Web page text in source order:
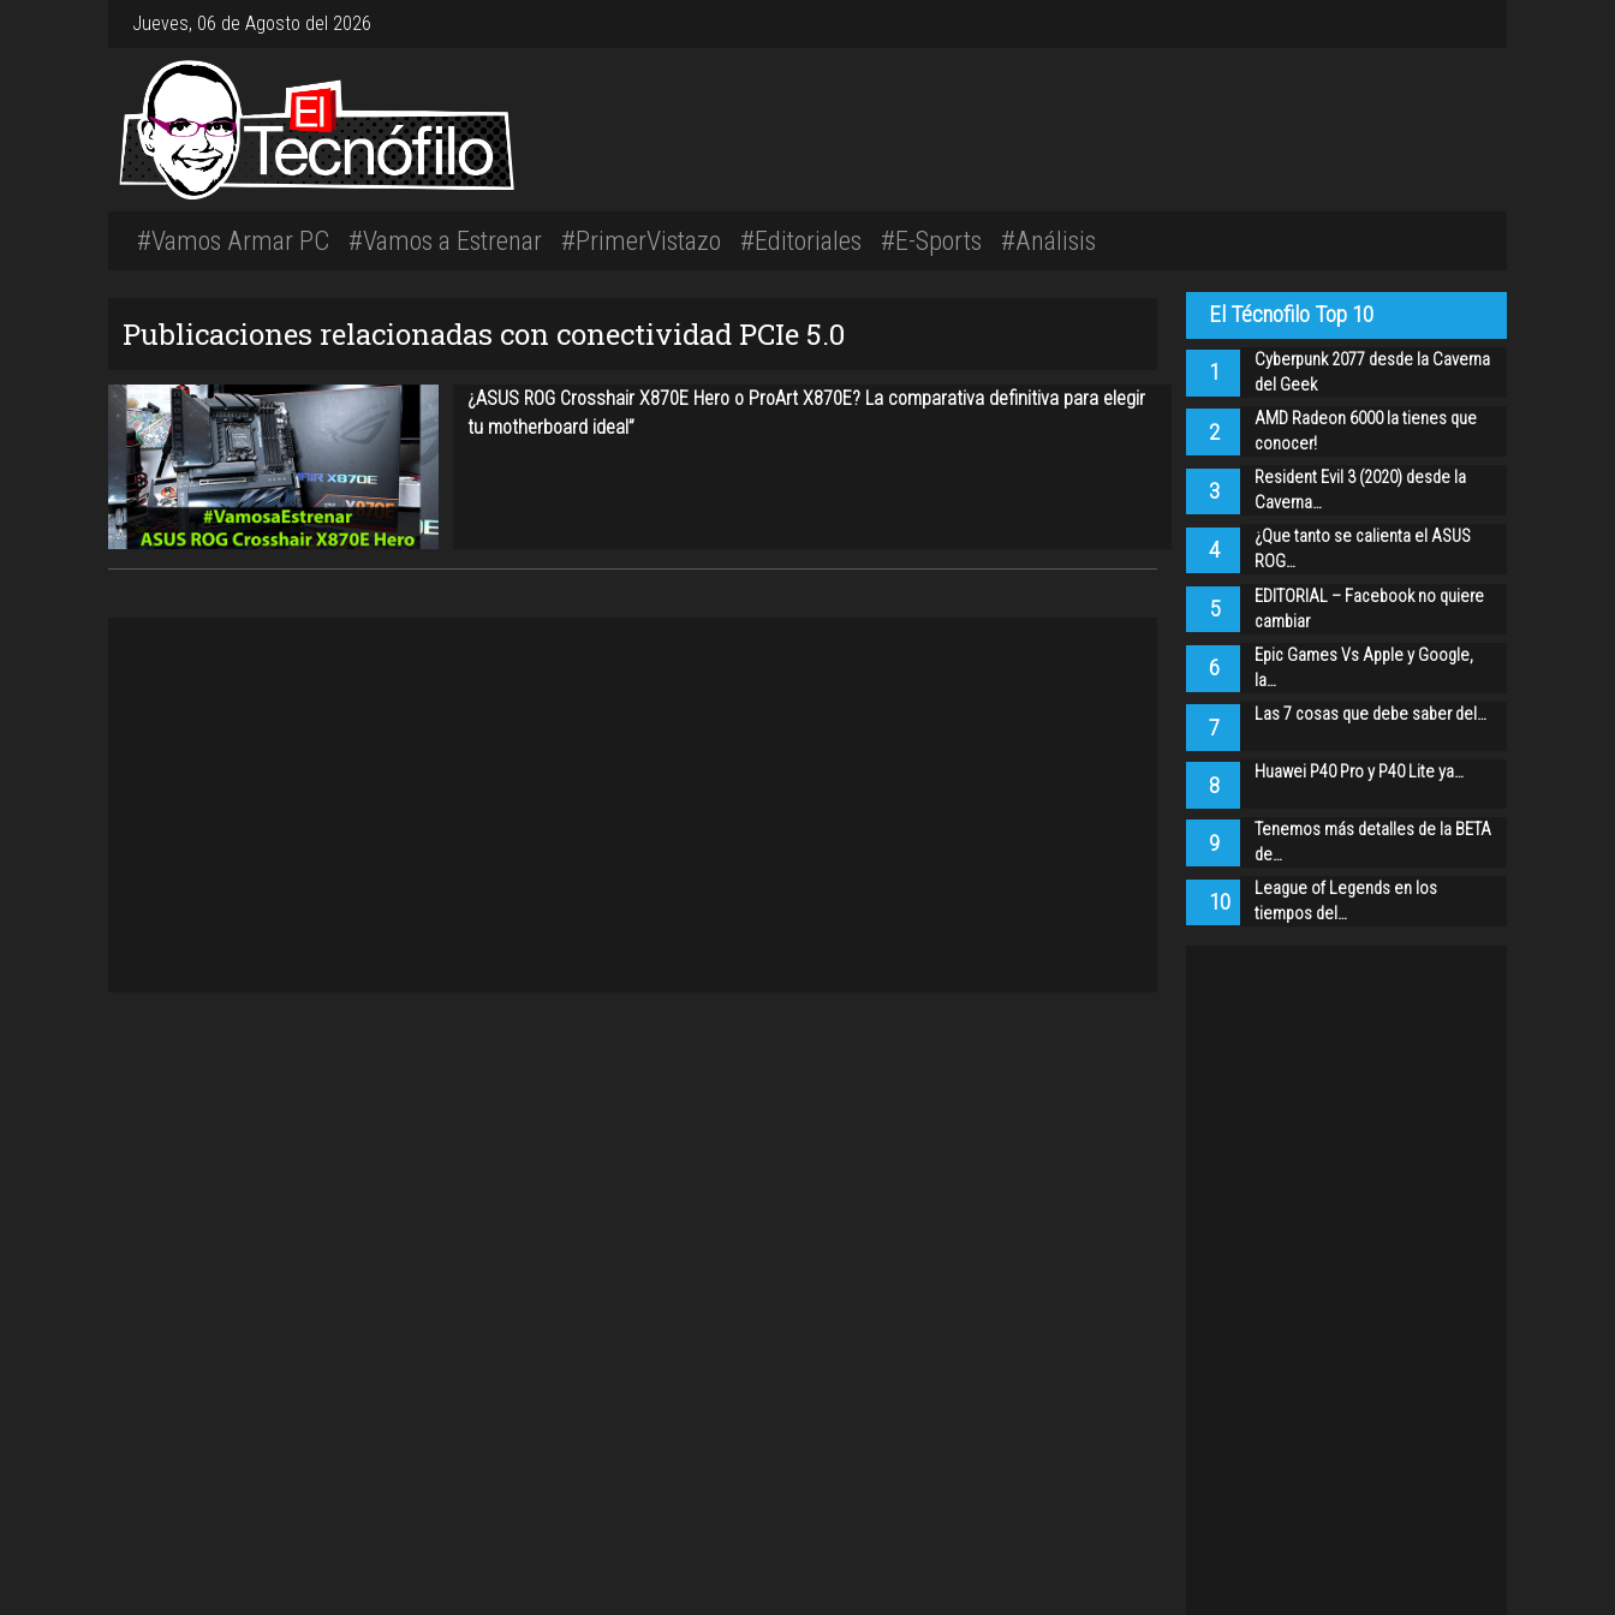
Jueves, 06 de Agosto del 2026
#Vamos Armar PC #Vamos a Estrenar #PrimerVistazo #Editoriales #E-Sports #Análisis
Publicaciones relacionadas con conectividad PCIe 5.0
¿ASUS ROG Crosshair X870E Hero o ProArt X870E? La comparativa definitiva para elegir
tu motherboard ideal”
El Técnofilo Top 10
1
Cyberpunk 2077 desde la Caverna
del Geek
2
AMD Radeon 6000 la tienes que
conocer!
3
Resident Evil 3 (2020) desde la
Caverna…
4
¿Que tanto se calienta el ASUS
ROG…
5
EDITORIAL – Facebook no quiere
cambiar
6
Epic Games Vs Apple y Google,
la…
7 Las 7 cosas que debe saber del…
8 Huawei P40 Pro y P40 Lite ya…
9
Tenemos más detalles de la BETA
de…
10
League of Legends en los
tiempos del…